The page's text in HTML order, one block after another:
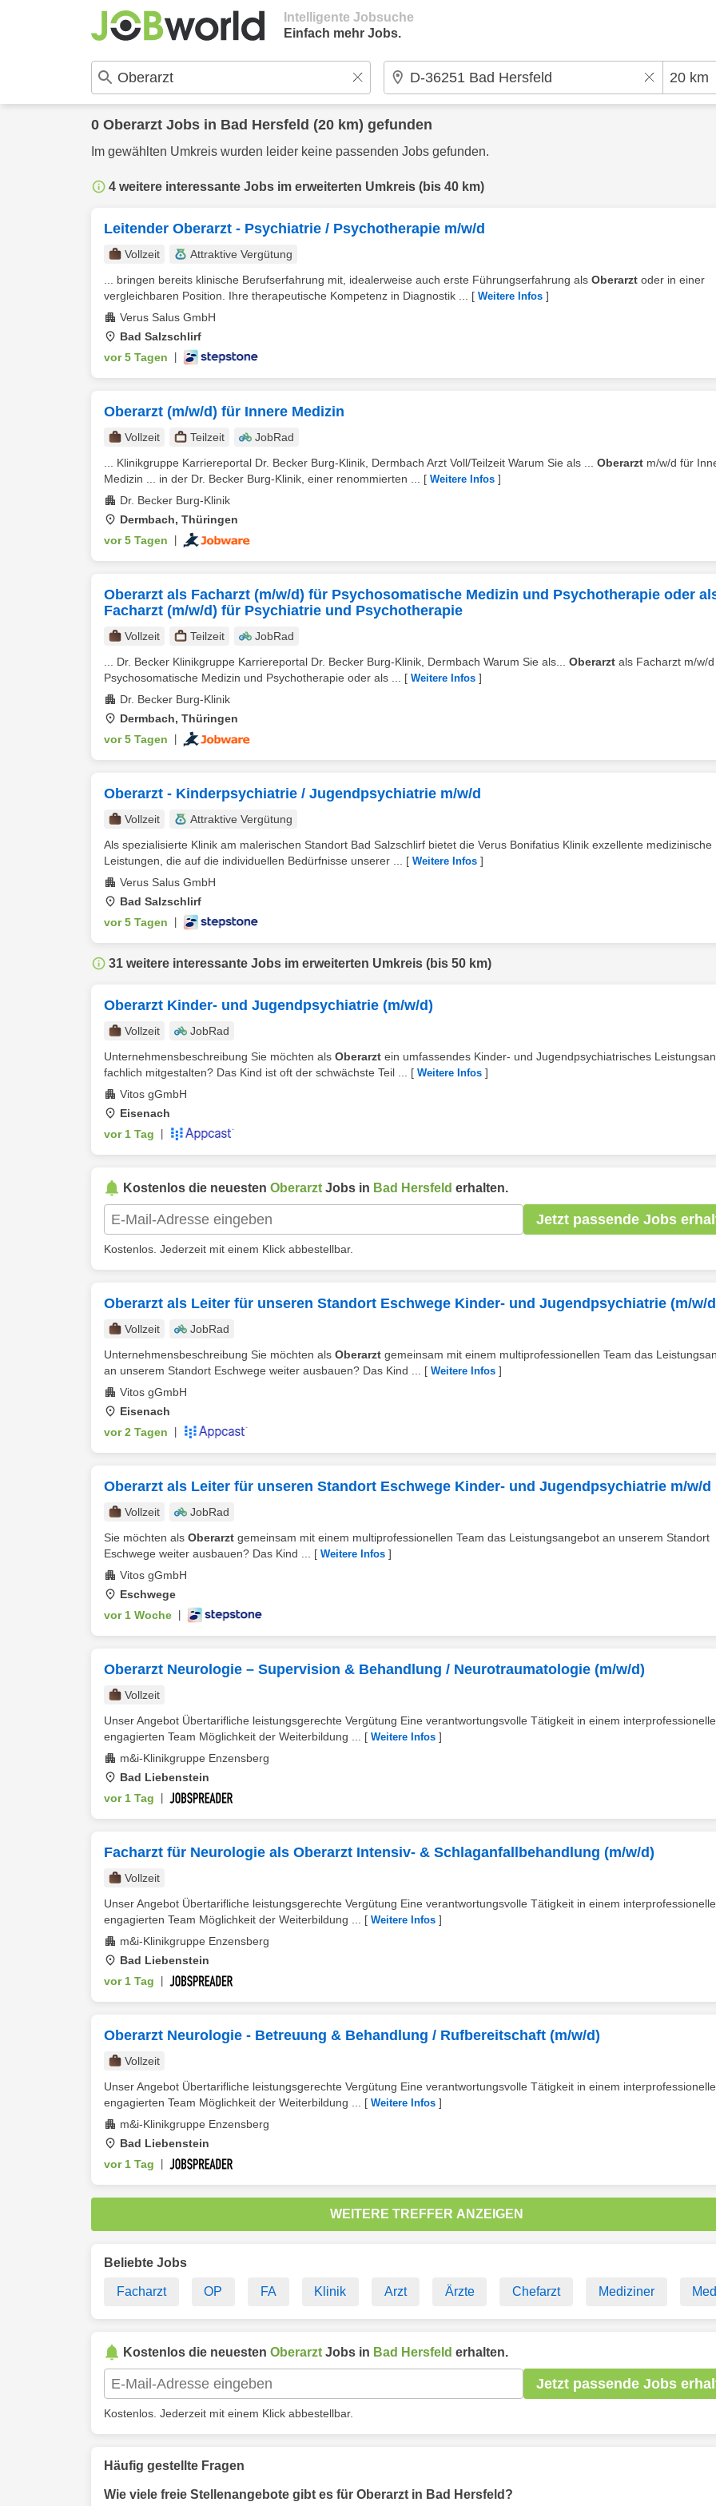
Intelligente Jobsuche
Einfach mehr Jobs.
0 Oberarzt Jobs in Bad Hersfeld (20 km) gefunden
Im gewählten Umkreis wurden leider keine passenden Jobs gefunden.
4 weitere interessante Jobs im erweiterten Umkreis (bis 40 km)
Leitender Oberarzt - Psychiatrie / Psychotherapie m/w/d
Vollzeit
Attraktive Vergütung
... bringen bereits klinische Berufserfahrung mit, idealerweise auch erste Führungserfahrung als Oberarzt oder in einer
vergleichbaren Position. Ihre therapeutische Kompetenz in Diagnostik ...
[ Weitere Infos ]
Verus Salus GmbH
Bad Salzschlirf
vor 5 Tagen
Oberarzt (m/w/d) für Innere Medizin
Vollzeit Teilzeit
JobRad
... Klinikgruppe Karriereportal Dr. Becker Burg-Klinik, Dermbach Arzt Voll/Teilzeit Warum Sie als ... Oberarzt m/w/d für
Medizin ... in der Dr. Becker Burg-Klinik, einer renommierten ...
[ Weitere Infos ]
Dr. Becker Burg-Klinik
Dermbach, Thüringen
vor 5 Tagen
Oberarzt als Facharzt (m/w/d) für Psychosomatische Medizin und Psychotherapie oder
Facharzt (m/w/d) für Psychiatrie und Psychotherapie
Vollzeit Teilzeit
JobRad
... Dr. Becker Klinikgruppe Karriereportal Dr. Becker Burg-Klinik, Dermbach Warum Sie als... Oberarzt als Facharzt m/w/
Psychosomatische Medizin und Psychotherapie oder als ...
[ Weitere Infos ]
Dr. Becker Burg-Klinik
Dermbach, Thüringen
vor 5 Tagen
Oberarzt - Kinderpsychiatrie / Jugendpsychiatrie m/w/d
Vollzeit
Attraktive Vergütung
Als spezialisierte Klinik am malerischen Standort Bad Salzschlirf bietet die Verus Bonifatius Klinik exzellente medizinische
Leistungen, die auf die individuellen Bedürfnisse unserer ...
[ Weitere Infos ]
Verus Salus GmbH
Bad Salzschlirf
vor 5 Tagen
31 weitere interessante Jobs im erweiterten Umkreis (bis 50 km)
Oberarzt Kinder- und Jugendpsychiatrie (m/w/d)
Vollzeit
JobRad
Unternehmensbeschreibung Sie möchten als Oberarzt ein umfassendes Kinder- und Jugendpsychiatrisches
fachlich mitgestalten? Das Kind ist oft der schwächste Teil ...
[ Weitere Infos ]
Vitos gGmbH
Eisenach
vor 1 Tag
Kostenlos die neuesten Oberarzt Jobs in Bad Hersfeld erhalten.
Jetzt passende Jobs
Kostenlos. Jederzeit mit einem Klick abbestellbar.
Oberarzt als Leiter für unseren Standort Eschwege Kinder- und Jugendpsychiatrie (m/w/
Vollzeit
JobRad
Unternehmensbeschreibung Sie möchten als Oberarzt gemeinsam mit einem multiprofessionellen Team das
an unserem Standort Eschwege weiter ausbauen? Das Kind ...
[ Weitere Infos ]
Vitos gGmbH
Eisenach
vor 2 Tagen
Oberarzt als Leiter für unseren Standort Eschwege Kinder- und Jugendpsychiatrie m/w/d
Vollzeit
JobRad
Sie möchten als Oberarzt gemeinsam mit einem multiprofessionellen Team das Leistungsangebot an unserem Standort
Eschwege weiter ausbauen? Das Kind ...
[ Weitere Infos ]
Vitos gGmbH
Eschwege
vor 1 Woche
Oberarzt Neurologie – Supervision & Behandlung / Neurotraumatologie (m/w/d)
Vollzeit
Unser Angebot Übertarifliche leistungsgerechte Vergütung Eine verantwortungsvolle Tätigkeit in einem
engagierten Team Möglichkeit der Weiterbildung ...
[ Weitere Infos ]
m&i-Klinikgruppe Enzensberg
Bad Liebenstein
vor 1 Tag
Facharzt für Neurologie als Oberarzt Intensiv- & Schlaganfallbehandlung (m/w/d)
Vollzeit
Unser Angebot Übertarifliche leistungsgerechte Vergütung Eine verantwortungsvolle Tätigkeit in einem
engagierten Team Möglichkeit der Weiterbildung ...
[ Weitere Infos ]
m&i-Klinikgruppe Enzensberg
Bad Liebenstein
vor 1 Tag
Oberarzt Neurologie - Betreuung & Behandlung / Rufbereitschaft (m/w/d)
Vollzeit
Unser Angebot Übertarifliche leistungsgerechte Vergütung Eine verantwortungsvolle Tätigkeit in einem
engagierten Team Möglichkeit der Weiterbildung ...
[ Weitere Infos ]
m&i-Klinikgruppe Enzensberg
Bad Liebenstein
vor 1 Tag
WEITERE TREFFER ANZEIGEN
Beliebte Jobs
Facharzt OP FA Klinik Arzt Ärzte Chefarzt Mediziner
Kostenlos die neuesten Oberarzt Jobs in Bad Hersfeld erhalten.
Jetzt passende Jobs
Kostenlos. Jederzeit mit einem Klick abbestellbar.
Häufig gestellte Fragen
Wie viele freie Stellenangebote gibt es für Oberarzt in Bad Hersfeld?